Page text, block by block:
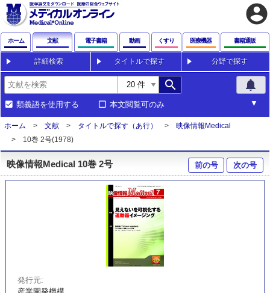
account_circle
ホーム 文献 電子書籍 動画 くすり 医療機器 書籍通販
詳細検索 タイトルで探す 分野で探す
search notifications
類義語を使用する 本文閲覧可のみ
ホーム 文献 タイトルで探す（あ行）
映像情報Medical
10巻 2号(1978)
映像情報Medical 10巻 2号 前の号 次の号
発行元